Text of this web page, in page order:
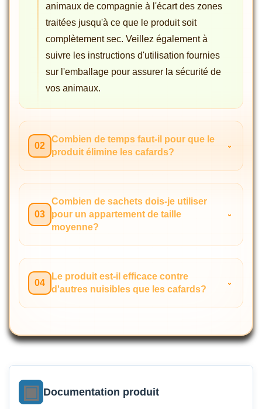
animaux de compagnie à l'écart des zones
traitées jusqu'à ce que le produit soit
complètement sec. Veillez également à
suivre les instructions d'utilisation fournies
sur l'emballage pour assurer la sécurité de
vos animaux.
02
Combien de temps faut-il pour que le
produit élimine les cafards?
03
Combien de sachets dois-je utiliser
pour un appartement de taille
moyenne?
04
Le produit est-il efficace contre
d'autres nuisibles que les cafards?
Documentation produit